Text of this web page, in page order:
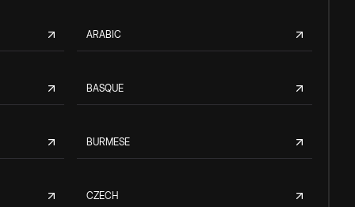
ARABIC
BASQUE
BURMESE
CZECH